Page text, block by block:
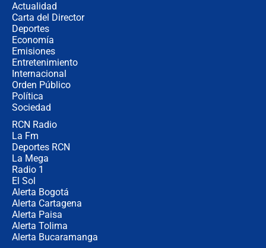
Actualidad
Carta del Director
Deportes
Economía
Emisiones
Entretenimiento
Internacional
Orden Público
Política
Sociedad
RCN Radio
La Fm
Deportes RCN
La Mega
Radio 1
El Sol
Alerta Bogotá
Alerta Cartagena
Alerta Paisa
Alerta Tolima
Alerta Bucaramanga